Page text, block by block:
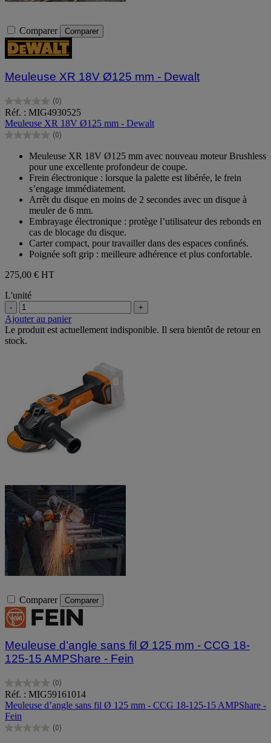
Comparer Comparer
Meuleuse XR 18V Ø125 mm - Dewalt
(0)
0.0
sur
5
étoiles.
Réf. : MIG4930525
Meuleuse XR 18V Ø125 mm - Dewalt
(0)
0.0
étoiles.
Meuleuse XR 18V Ø125 mm avec nouveau moteur Brushless
pour une excellente profondeur de coupe.
Frein électronique : lorsque la palette est libérée, le frein
s’engage immédiatement.
Arrêt du disque en moins de 2 secondes avec un disque à
meuler de 6 mm.
Embrayage électronique : protège l’utilisateur des rebonds en
cas de blocage du disque.
Carter compact, pour travailler dans des espaces conﬁnés.
Poignée soft grip : meilleure adhérence et plus confortable.
275,00 € HT
L'unité
- +
Ajouter au panier
Le produit est actuellement indisponible. Il sera bientôt de retour en
stock.
Comparer Comparer
Meuleuse d’angle sans fil Ø 125 mm - CCG 18-
125-15 AMPShare - Fein
(0)
0.0
sur
5
étoiles.
Réf. : MIG59161014
Meuleuse d’angle sans fil Ø 125 mm - CCG 18-125-15 AMPShare -
Fein
(0)
0.0